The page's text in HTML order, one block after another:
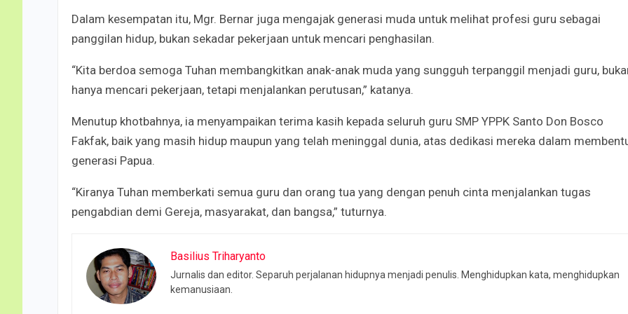
Dalam kesempatan itu, Mgr. Bernar juga mengajak generasi muda untuk melihat profesi guru sebagai
panggilan hidup, bukan sekadar pekerjaan untuk mencari penghasilan.
“Kita berdoa semoga Tuhan membangkitkan anak-anak muda yang sungguh terpanggil menjadi guru,
hanya mencari pekerjaan, tetapi menjalankan perutusan,” katanya.
Menutup khotbahnya, ia menyampaikan terima kasih kepada seluruh guru SMP YPPK Santo Don Bosco
Fakfak, baik yang masih hidup maupun yang telah meninggal dunia, atas dedikasi mereka dalam
generasi Papua.
“Kiranya Tuhan memberkati semua guru dan orang tua yang dengan penuh cinta menjalankan tugas
pengabdian demi Gereja, masyarakat, dan bangsa,” tuturnya.
Basilius Triharyanto
Jurnalis dan editor. Separuh perjalanan hidupnya menjadi penulis. Menghidupkan kata, menghidupkan
kemanusiaan.